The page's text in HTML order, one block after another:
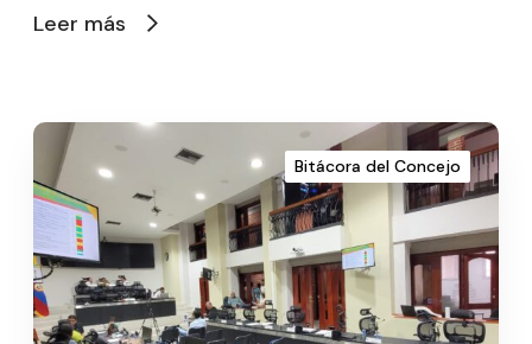
Leer más
Bitácora del Concejo